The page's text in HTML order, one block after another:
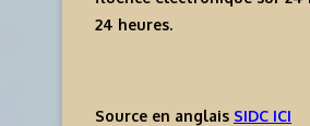
24 heures.
Source en anglais SIDC ICI